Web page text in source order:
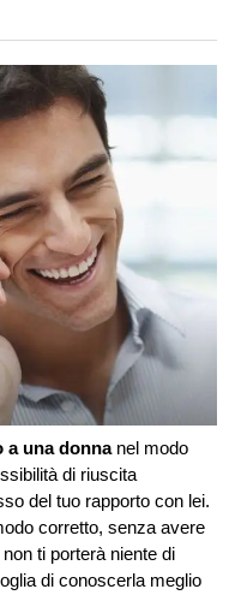
a una donnanel modo
di riuscita
del tuo rapporto con lei.
corretto, senza avere
ti porterà niente di
di conoscerla meglio